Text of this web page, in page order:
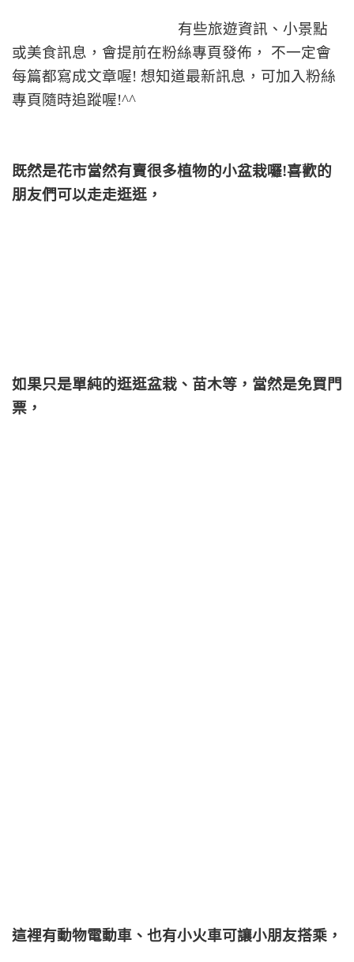
有些旅遊資訊、小景點
或美食訊息，會提前在粉絲專頁發佈， 不一定會
每篇都寫成文章喔! 想知道最新訊息，可加入粉絲
專頁隨時追蹤喔!^^
既然是花市當然有賣很多植物的小盆栽囉!喜歡的
朋友們可以走走逛逛，
如果只是單純的逛逛盆栽、苗木等，當然是免買門
票，
這裡有動物電動車、也有小火車可讓小朋友搭乘，